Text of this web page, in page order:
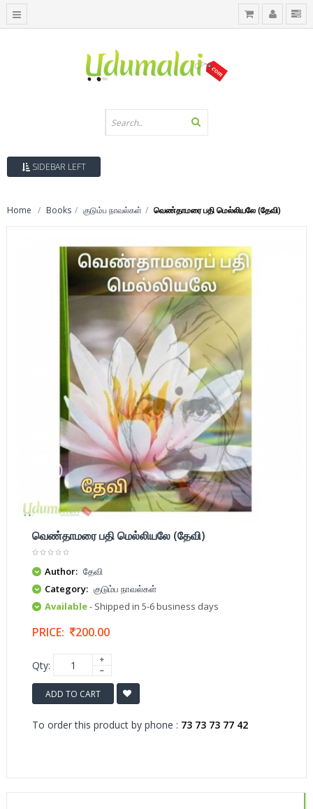
SIDEBAR LEFT
Home Books குடும்ப நாவல்கள் வெண்தாமரை பதி மெல்லியலே (தேவி)
வெண்தாமரை பதி மெல்லியலே (தேவி)
Author: தேவி
Category: குடும்ப நாவல்கள்
Available- Shipped in 5-6 business days
PRICE: 200.00
Qty:
ADD TO CART
To order this product by phone : 73 73 73 77 42